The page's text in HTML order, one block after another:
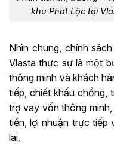
khu Phát Lộc tại
Nhìn chung, chính
Vlasta thực sự là một
thông minh và khách
tiếp, chiết khấu chồng,
trợ vay vốn thông
tiền, lợi nhuận trực tiếp
lai.